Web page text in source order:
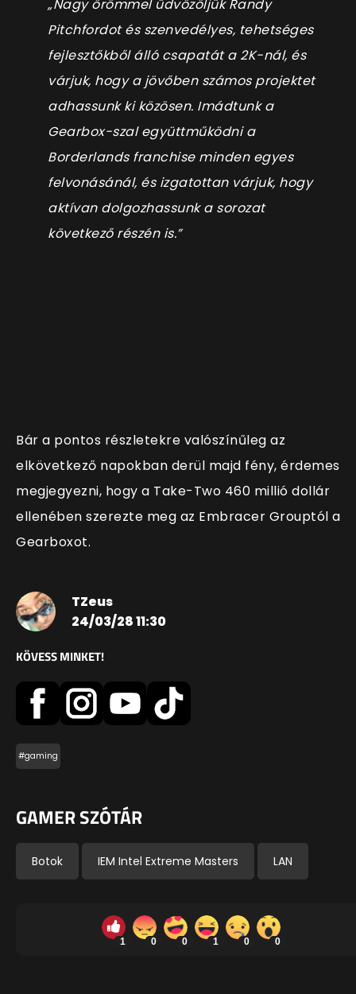
„Nagy örömmel üdvözöljük Randy
Pitchfordot és szenvedélyes, tehetséges
fejlesztőkből álló csapatát a 2K-nál, és
várjuk, hogy a jövőben számos projektet
adhassunk ki közösen. Imádtunk a
Gearbox-szal együttműködni a
Borderlands franchise minden egyes
felvonásánál, és izgatottan várjuk, hogy
aktívan dolgozhassunk a sorozat
következő részén is.”
Bár a pontos részletekre valószínűleg az
elkövetkező napokban derül majd fény, érdemes
megjegyezni, hogy a Take-Two 460 millió dollár
ellenében szerezte meg az Embracer Grouptól a
Gearboxot.
TZeus
24/03/28 11:30
KÖVESS MINKET!
#gaming
GAMER SZÓTÁR
Botok IEM Intel Extreme Masters LAN
1 0 0 1 0 0